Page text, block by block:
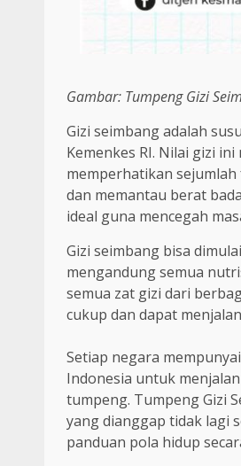
Gambar: Tumpeng Gizi
Gizi seimbang adalah
Kemenkes RI. Nilai gizi
memperhatikan
dan memantau berat
ideal guna mencegah
Gizi seimbang bisa
mengandung semua
semua zat gizi dari
cukup dan dapat
Setiap negara
Indonesia untuk
tumpeng. Tumpeng Gizi
yang dianggap tidak lagi
panduan pola hidup